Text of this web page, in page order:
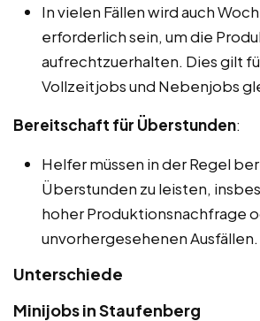
In vielen Fällen wird auch
erforderlich sein, um die
aufrechtzuerhalten. Dies gilt
Vollzeitjobs und Nebenjobs
Bereitschaft für Überstunden:
Helfer müssen in der Regel
Überstunden zu leisten,
hoher Produktionsnachfrage
unvorhergesehenen Ausfällen.
Unterschiede
Minijobs in Staufenberg